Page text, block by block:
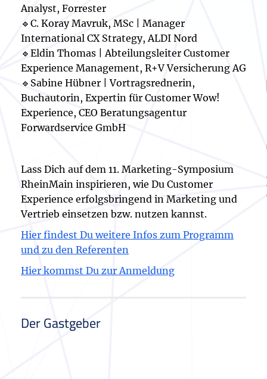
Analyst, Forrester
🔹C. Koray Mavruk, MSc | Manager
International CX Strategy, ALDI Nord
🔹Eldin Thomas | Abteilungsleiter Customer
Experience Management, R+V Versicherung AG
🔹Sabine Hübner | Vortragsrednerin,
Buchautorin, Expertin für Customer Wow!
Experience, CEO Beratungsagentur
Forwardservice GmbH
Lass Dich auf dem 11. Marketing-Symposium
RheinMain inspirieren, wie Du Customer
Experience erfolgsbringend in Marketing und
Vertrieb einsetzen bzw. nutzen kannst.
Hier findest Du weitere Infos zum Programm
und zu den Referenten
Hier kommst Du zur Anmeldung
Der Gastgeber